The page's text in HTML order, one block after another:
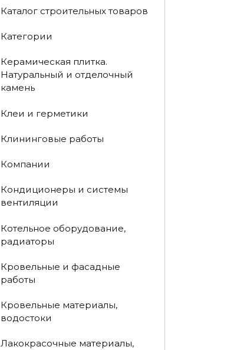
Каталог строительных товаров
Категории
Керамическая плитка.
Натуральный и отделочный
камень
Клеи и герметики
Клининговые работы
Компании
Кондиционеры и системы
вентиляции
Котельное оборудование,
радиаторы
Кровельные и фасадные
работы
Кровельные материалы,
водостоки
Лакокрасочные материалы,